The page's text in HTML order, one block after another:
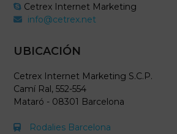
Cetrex Internet Marketing
info@cetrex.net
UBICACIÓN
Cetrex Internet Marketing S.C.P.
Camí Ral, 552-554
Mataró - 08301 Barcelona
Rodalies Barcelona